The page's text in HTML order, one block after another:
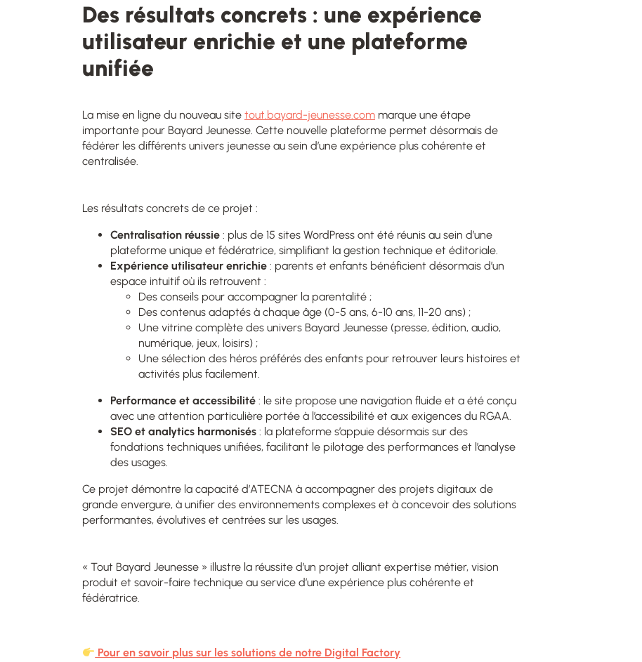
Des résultats concrets : une expérience
utilisateur enrichie et une plateforme
unifiée
La mise en ligne du nouveau site tout.bayard-jeunesse.com marque une étape
importante pour Bayard Jeunesse. Cette nouvelle plateforme permet désormais de
fédérer les différents univers jeunesse au sein d’une expérience plus cohérente et
centralisée.
Les résultats concrets de ce projet :
Centralisation réussie : plus de 15 sites WordPress ont été réunis au sein d’une
plateforme unique et fédératrice, simplifiant la gestion technique et éditoriale.
Expérience utilisateur enrichie : parents et enfants bénéficient désormais d’un
espace intuitif où ils retrouvent :
Des conseils pour accompagner la parentalité ;
Des contenus adaptés à chaque âge (0-5 ans, 6-10 ans, 11-20 ans) ;
Une vitrine complète des univers Bayard Jeunesse (presse, édition, audio,
numérique, jeux, loisirs) ;
Une sélection des héros préférés des enfants pour retrouver leurs histoires et
activités plus facilement.
Performance et accessibilité : le site propose une navigation fluide et a été conçu
avec une attention particulière portée à l’accessibilité et aux exigences du RGAA.
SEO et analytics harmonisés : la plateforme s’appuie désormais sur des
fondations techniques unifiées, facilitant le pilotage des performances et l’analyse
des usages.
Ce projet démontre la capacité d’ATECNA à accompagner des projets digitaux de
grande envergure, à unifier des environnements complexes et à concevoir des solutions
performantes, évolutives et centrées sur les usages.
« Tout Bayard Jeunesse » illustre la réussite d’un projet alliant expertise métier, vision
produit et savoir-faire technique au service d’une expérience plus cohérente et
fédératrice.
Pour en savoir plus sur les solutions de notre Digital Factory